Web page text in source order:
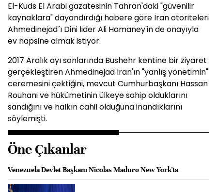
El-Kuds El Arabi gazatesinin Tahran'daki "güvenilir
kaynaklara" dayandırdığı habere göre İran otoriteleri
Ahmedinejad´ı Dini lider Ali Hamaney'in de onayıyla
ev hapsine almak istiyor.
2017 Aralık ayı sonlarında Bushehr kentine bir ziyaret
gerçekleştiren Ahmedinejad İran'ın "yanlış yönetimin"
ceremesini çektiğini, mevcut Cumhurbaşkanı Hassan
Rouhani ve hükümetinin ülkeye sahip olduklarını
sandığını ve halkın cahil olduğuna inandıklarını
söylemişti.
Öne Çıkanlar
Venezuela Devlet Başkanı Nicolas Maduro New York'ta